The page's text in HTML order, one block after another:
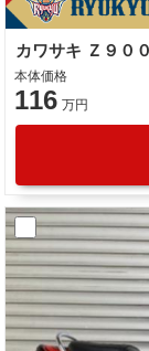
カワサキ Ｚ９０
本体価格
116 万円